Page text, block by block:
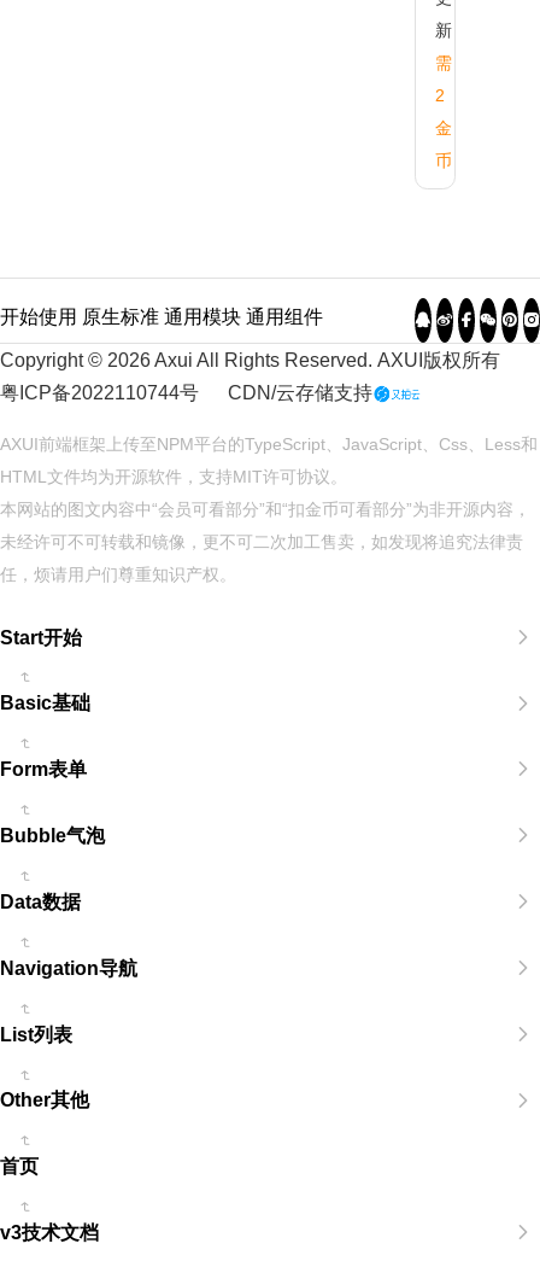
新
需
2
金
币
开始使用 原生标准 通用模块 通用组件
Copyright © 2026 Axui All Rights Reserved. AXUI 版权所有
粤ICP备2022110744号
CDN/云存储支持
AXUI前端框架上传至NPM平台的TypeScript、JavaScript、Css、Less和
HTML文件均为开源软件，支持MIT许可协议。
本网站的图文内容中“会员可看部分”和“扣金币可看部分”为非开源内容，
未经许可不可转载和镜像，更不可二次加工售卖，如发现将追究法律责
任，烦请用户们尊重知识产权。
Start开始
Basic基础
Form表单
Bubble气泡
Data数据
Navigation导航
List列表
Other其他
首页
v3技术文档